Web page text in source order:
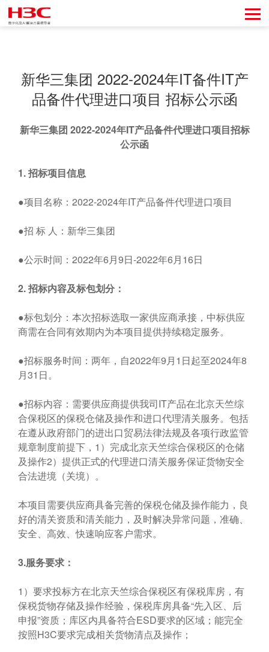
新华三集团 2022-2024年IT备件IT产
品备件代理进口项目 招标公示函
新华三集团 2022-2024年IT产品备件代理进口项目招标
公示函
1.招标项目信息
●项目名称：2022-2024年IT产品备件代理进口项目
●招 标 人：新华三集团
●公示时间：2022年6月9日-2022年6月16日
2.招标内容及标包划分：
●标包划分：本次招标选取一家供应商承接，中标供应
商需在合同有效期内为本项目提供持续稳定服务。
●招标服务时间：两年，自2022年9月1日起至2024年8
月31日。
●招标内容：需要供应商提供我司IT产品在北京天竺综
合保税区的保税仓储及操作和进口代理清关服务。包括
在遵从政府部门的进出口贸易法律法规及各项行政监管
规章制度前提下，1）完成北京天竺综合保税区的仓储
及操作2）提供正式的代理进口清关服务保证货物安全
合法进境（关境）。
本项目需要供应商具备完善的保税仓储及操作能力，良
好的清关资质和清关能力，及时解决异常问题，准确、
安全、高效、快速响应客户需求。
3.服务要求：
1）要求投标方在北京天竺综合保税区有保税库房，有
保税货物存储及操作经验，保税库房具备“先入区、后
申报”资质；库区内具备符合ESD要求的区域；能完全
按照H3C要求完成相关货物清点及操作；